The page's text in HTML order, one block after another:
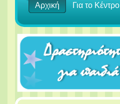
Αρχική Για το Κέντρο